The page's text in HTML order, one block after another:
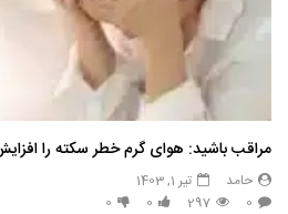
مراقب باشید: هوای گرم خطر سکته را
حامد
تیر 1, 1403
0
297
0
0